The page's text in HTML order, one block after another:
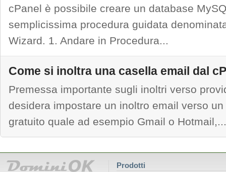
cPanel è possibile creare un database
semplicissima procedura guidata
Wizard. 1. Andare in Procedura...
Come si inoltra una casella email dal
Premessa importante sugli inoltri verso
desidera impostare un inoltro email verso
gratuito quale ad esempio Gmail o Hotmail,...
Prodotti